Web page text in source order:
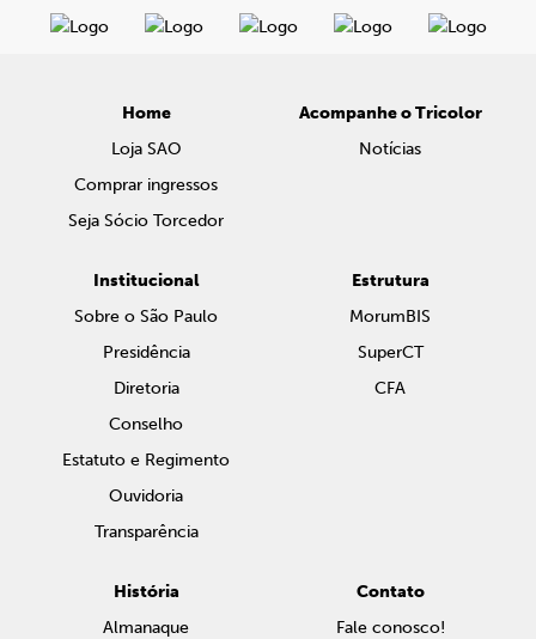
Home
Loja SAO
Comprar ingressos
Seja Sócio Torcedor
Acompanhe o Tricolor
Notícias
Institucional
Sobre o São Paulo
Presidência
Diretoria
Conselho
Estatuto e Regimento
Ouvidoria
Transparência
Estrutura
MorumBIS
SuperCT
CFA
História
Almanaque
Contato
Fale conosco!